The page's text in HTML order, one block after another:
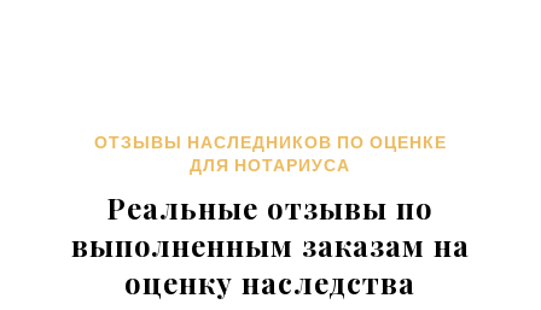
ОТЗЫВЫ НАСЛЕДНИКОВ ПО ОЦЕНКЕ
ДЛЯ НОТАРИУСА
Реальные отзывы по
выполненным заказам на
оценку наследства